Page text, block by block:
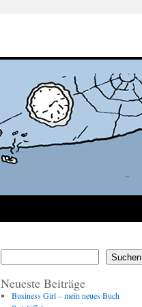
Suchen
Neueste Beiträge
Business Girl – mein neues Buch